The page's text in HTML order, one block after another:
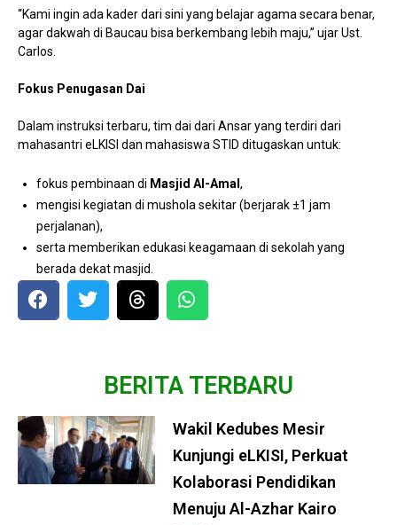
“Kami ingin ada kader dari sini yang belajar agama secara benar,
agar dakwah di Baucau bisa berkembang lebih maju,” ujar Ust.
Carlos.
Fokus Penugasan Dai
Dalam instruksi terbaru, tim dai dari Ansar yang terdiri dari
mahasantri eLKISI dan mahasiswa STID ditugaskan untuk:
fokus pembinaan di Masjid Al-Amal ,
mengisi kegiatan di mushola sekitar (berjarak ±1 jam
perjalanan),
serta memberikan edukasi keagamaan di sekolah yang
berada dekat masjid.
BERITA TERBARU
Wakil Kedubes Mesir
Kunjungi eLKISI, Perkuat
Kolaborasi Pendidikan
Menuju Al-Azhar Kairo